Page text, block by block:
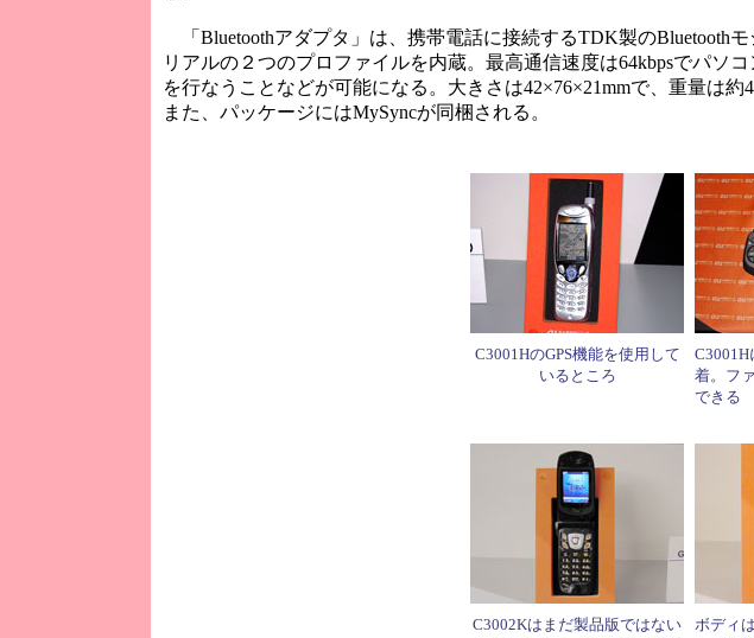
「Bluetoothアダプタ」は、携帯電話に接続するTDK製のBluetooth
リアルの２つのプロファイルを内蔵。最高通信速度は64kbpsでパソ
を行なうことなどが可能になる。大きさは42×76×21mmで、重量は
また、パッケージにはMySyncが同梱される。
C3001HのGPS機能を使用して
いるところ
着。フ
できる
C3002Kはまだ製品版ではない
ボディ